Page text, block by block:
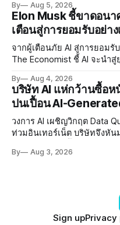
By Aug 5, 2026
Elon Musk ชี้ขาดอน
เตือนสู่การยอมรับอย่า
จากผู้เตือนภัย AI สู่การยอม
The Economist ชี้ AI จะนำ
By Aug 4, 2026
บริษัท AI แห่กว้านซื้อห
ปนเปื้อน AI-
วงการ AI เผชิญวิกฤต Data
ท่วมอินเทอร์เน็ต บริษัทจึงหั
Poisoning ที่ซับซ้อน
By Aug 3, 2026
Sign upPrivacy